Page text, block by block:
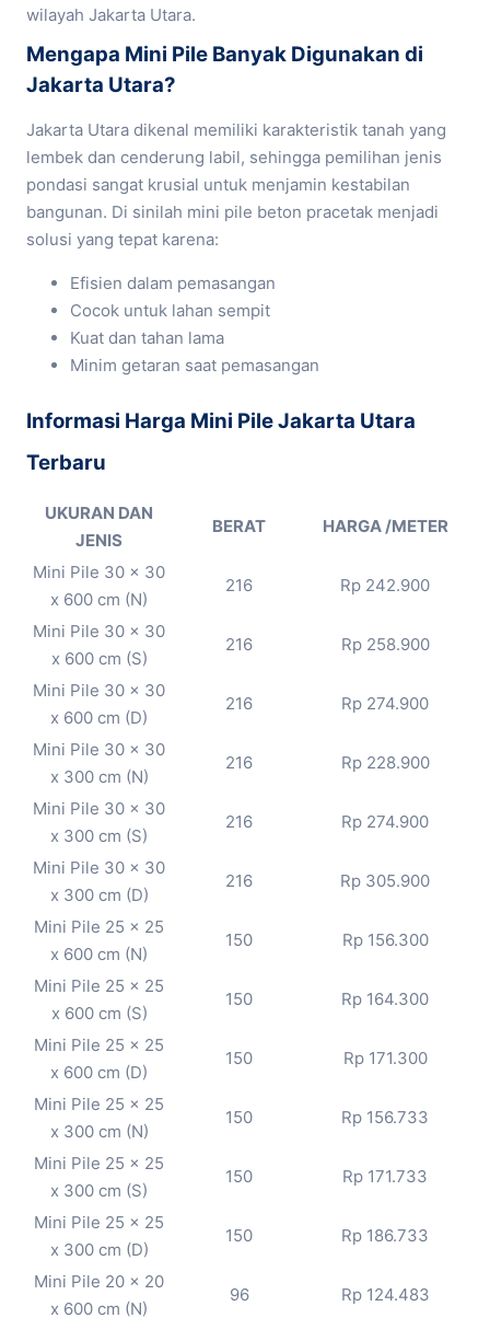
wilayah Jakarta Utara.
Mengapa Mini Pile Banyak Digunakan di
Jakarta Utara?
Jakarta Utara dikenal memiliki karakteristik tanah yang
lembek dan cenderung labil, sehingga pemilihan jenis
pondasi sangat krusial untuk menjamin kestabilan
bangunan. Di sinilah mini pile beton pracetak menjadi
solusi yang tepat karena:
Efisien dalam pemasangan
Cocok untuk lahan sempit
Kuat dan tahan lama
Minim getaran saat pemasangan
Informasi Harga Mini Pile Jakarta Utara
Terbaru
UKURAN DAN
JENIS
BERAT HARGA /METER
Mini Pile 30 x 30
x 600 cm (N)
216 Rp 242.900
Mini Pile 30 x 30
x 600 cm (S)
216 Rp 258.900
Mini Pile 30 x 30
x 600 cm (D)
216 Rp 274.900
Mini Pile 30 x 30
x 300 cm (N)
216 Rp 228.900
Mini Pile 30 x 30
x 300 cm (S)
216 Rp 274.900
Mini Pile 30 x 30
x 300 cm (D)
216 Rp 305.900
Mini Pile 25 x 25
x 600 cm (N)
150 Rp 156.300
Mini Pile 25 x 25
x 600 cm (S)
150 Rp 164.300
Mini Pile 25 x 25
x 600 cm (D)
150 Rp 171.300
Mini Pile 25 x 25
x 300 cm (N)
150 Rp 156.733
Mini Pile 25 x 25
x 300 cm (S)
150 Rp 171.733
Mini Pile 25 x 25
x 300 cm (D)
150 Rp 186.733
Mini Pile 20 x 20
x 600 cm (N)
96 Rp 124.483